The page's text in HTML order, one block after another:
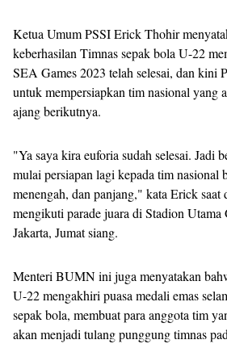
Ketua Umum PSSI Erick Thohir
keberhasilan Timnas sepak bola U-22
SEA Games 2023 telah selesai, dan kini
untuk mempersiapkan tim nasional yang
ajang berikutnya.
"Ya saya kira euforia sudah selesai. Jadi
mulai persiapan lagi kepada tim nasional
menengah, dan panjang," kata Erick saat
mengikuti parade juara di Stadion
Jakarta, Jumat siang.
Menteri BUMN ini juga menyatakan
U-22 mengakhiri puasa medali emas
sepak bola, membuat para anggota tim
akan menjadi tulang punggung timnas